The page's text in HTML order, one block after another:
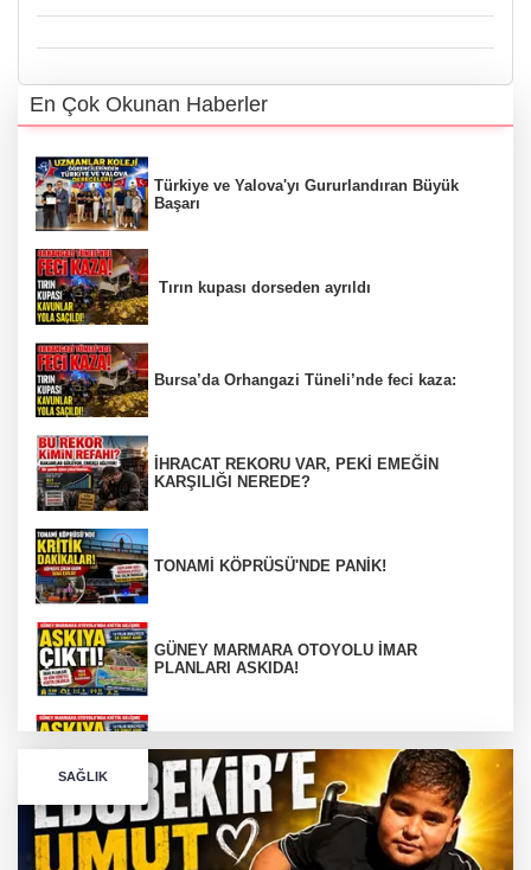
En Çok Okunan Haberler
Türkiye ve Yalova'yı Gururlandıran Büyük
Başarı
Tırın kupası dorseden ayrıldı
Bursa’da Orhangazi Tüneli’nde feci kaza:
İHRACAT REKORU VAR, PEKİ EMEĞİN
KARŞILIĞI NEREDE?
TONAMİ KÖPRÜSÜ'NDE PANİK!
GÜNEY MARMARA OTOYOLU İMAR
PLANLARI ASKIDA!
PLANLARI ASKIDA!
256 PARÇA ESER ELE GEÇİRİLDİ
SAĞLIK